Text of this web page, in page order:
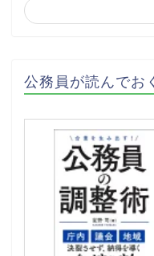
公務員が読んでお